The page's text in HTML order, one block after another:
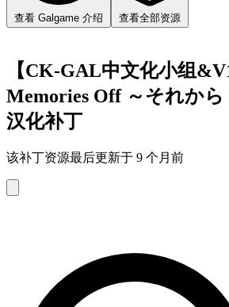
查看 Galgame 介绍 查看全部资源
【CK-GAL中文化小组
Memories Off ～それから
汉化补丁
该补丁资源最后更新于 9 个月前